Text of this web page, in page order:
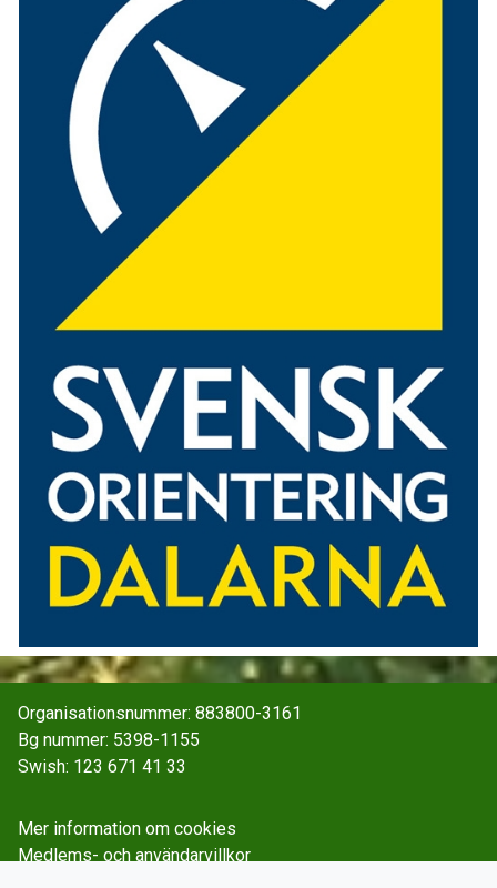
Organisationsnummer: 883800-3161
Bg nummer: 5398-1155
Swish: 123 671 41 33
Mer information om cookies
Medlems- och användarvillkor